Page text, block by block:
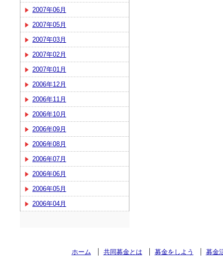
2007年06月
2007年05月
2007年03月
2007年02月
2007年01月
2006年12月
2006年11月
2006年10月
2006年09月
2006年08月
2006年07月
2006年06月
2006年05月
2006年04月
ホーム 共同募金とは 募金をしよう 募金